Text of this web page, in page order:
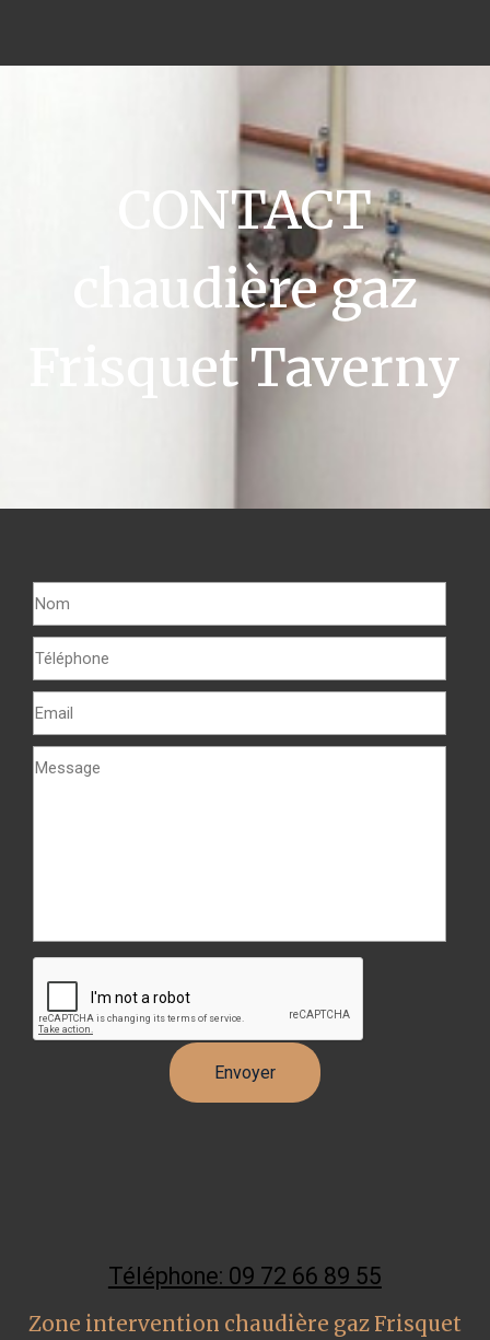
CONTACT
chaudière gaz
Frisquet Taverny
Téléphone: 09 72 66 89 55
Zone intervention chaudière gaz Frisquet